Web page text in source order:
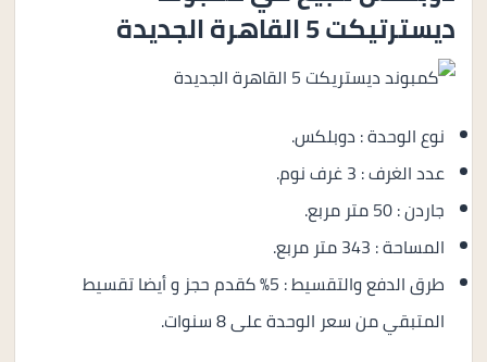
ديسترتيكت 5 القاهرة الجديدة
نوع الوحدة : دوبلكس.
عدد الغرف : 3 غرف نوم.
جاردن : 50 متر مربع.
المساحة : 343 متر مربع.
طرق الدفع والتقسيط : 5% كقدم حجز و أيضا تقسيط
المتبقي من سعر الوحدة على 8 سنوات.